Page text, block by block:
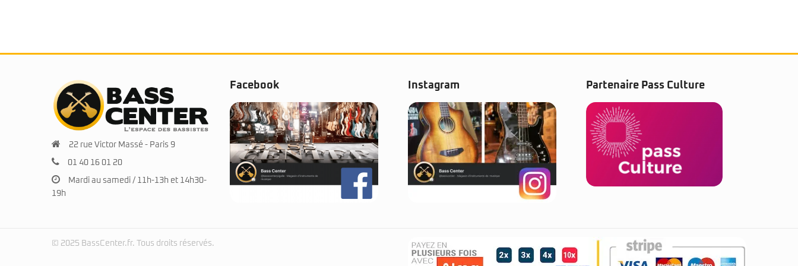
22 rue Victor Massé - Paris 9
01 40 16 01 20
Mardi au samedi / 11h-13h et 14h30-
19h
Facebook Instagram Partenaire Pass Culture
© 2025 BassCenter.fr. Tous droits réservés.